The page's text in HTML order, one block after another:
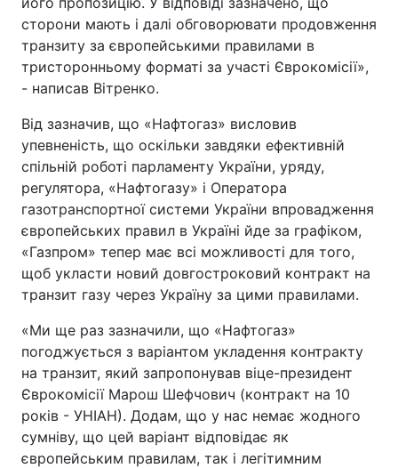
сторони мають і далі обговорювати продовження
транзиту за європейськими правилами в
тристоронньому форматі за участі Єврокомісії»,
- написав Вітренко.
Від зазначив, що «Нафтогаз» висловив
упевненість, що оскільки завдяки ефективній
спільній роботі парламенту України, уряду,
регулятора, «Нафтогазу» і Оператора
газотранспортної системи України впровадження
європейських правил в Україні йде за графіком,
«Газпром» тепер має всі можливості для того,
щоб укласти новий довгостроковий контракт на
транзит газу через Україну за цими правилами.
«Ми ще раз зазначили, що «Нафтогаз»
погоджується з варіантом укладення контракту
на транзит, який запропонував віце-президент
Єврокомісії Марош Шефчович (контракт на 10
років - УНІАН). Додам, що у нас немає жодного
сумніву, що цей варіант відповідає як
європейським правилам, так і легітимним